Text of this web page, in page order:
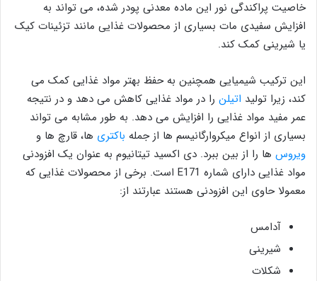
خاصیت پراکندگی نور این ماده معدنی پودر شده، می تواند به
افزایش سفیدی مات بسیاری از محصولات غذایی مانند تزئینات کیک
یا شیرینی کمک کند.
این ترکیب شیمیایی همچنین به حفظ بهتر مواد غذایی کمک می
کند، زیرا تولید اتیلن را در مواد غذایی کاهش می دهد و در نتیجه
عمر مفید مواد غذایی را افزایش می دهد. به طور مشابه می تواند
بسیاری از انواع میکروارگانیسم ها از جمله باکتری ها، قارچ ها و
ویروس ها را از بین ببرد. دی اکسید تیتانیوم به عنوان یک افزودنی
مواد غذایی دارای شماره E171 است. برخی از محصولات غذایی که
معمولا حاوی این افزودنی هستند عبارتند از:
آدامس
شیرینی
شکلات